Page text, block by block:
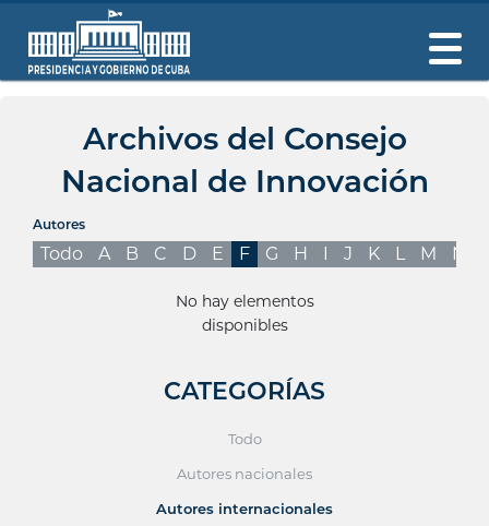
Archivos del Consejo
Nacional de Innovación
Autores
Todo A B C D E F G H I J K L M N
No hay elementos
disponibles
CATEGORÍAS
Todo
Autores nacionales
Autores internacionales